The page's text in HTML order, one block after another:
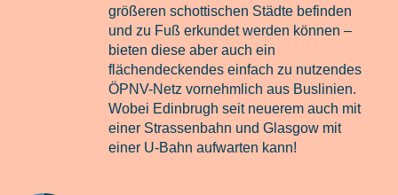
größeren schottischen Städte befinden
und zu Fuß erkundet werden können –
bieten diese aber auch ein
flächendeckendes einfach zu nutzendes
ÖPNV-Netz vornehmlich aus Buslinien.
Wobei Edinbrugh seit neuerem auch mit
einer Strassenbahn und Glasgow mit
einer U-Bahn aufwarten kann!